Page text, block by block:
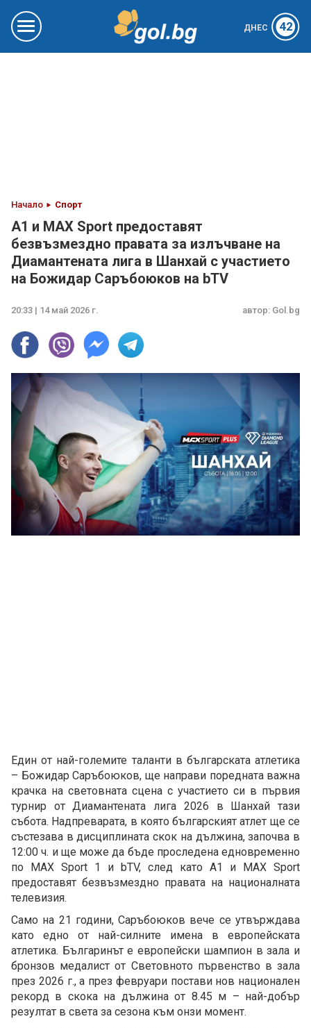
ДНЕС 42
Начало Спорт
А1 и MAX Sport предоставят
безвъзмездно правата за излъчване на
Диамантената лига в Шанхай с участието
на Божидар Саръбоюков на bTV
20:33 | 14 май 2026 г. автор: Gol.bg
Един от най-големите таланти в българската атлетика
– Божидар Саръбоюков, ще направи поредната важна
крачка на световната сцена с участието си в първия
турнир от Диамантената лига 2026 в Шанхай тази
събота. Надпреварата, в която българският атлет ще се
състезава в дисциплината скок на дължина, започва в
12:00 ч. и ще може да бъде проследена едновременно
по MAX Sport 1 и bTV, след като А1 и MAX Sport
предоставят безвъзмездно правата на националната
телевизия.
Само на 21 години, Саръбоюков вече се утвърждава
като едно от най-силните имена в европейската
атлетика. Българинът е европейски шампион в зала и
бронзов медалист от Световното първенство в зала
през 2026 г., а през февруари постави нов национален
рекорд в скока на дължина от 8.45 м – най-добър
резултат в света за сезона към онзи момент.